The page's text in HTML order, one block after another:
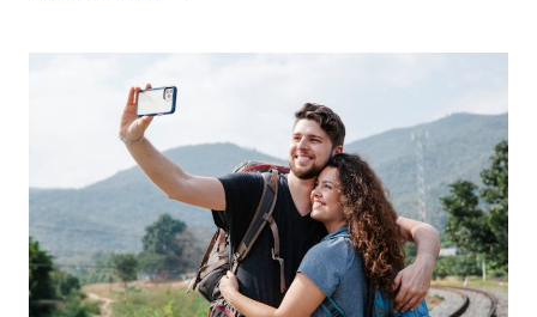
DA
IMATE
BAD
S
PARTNEROM